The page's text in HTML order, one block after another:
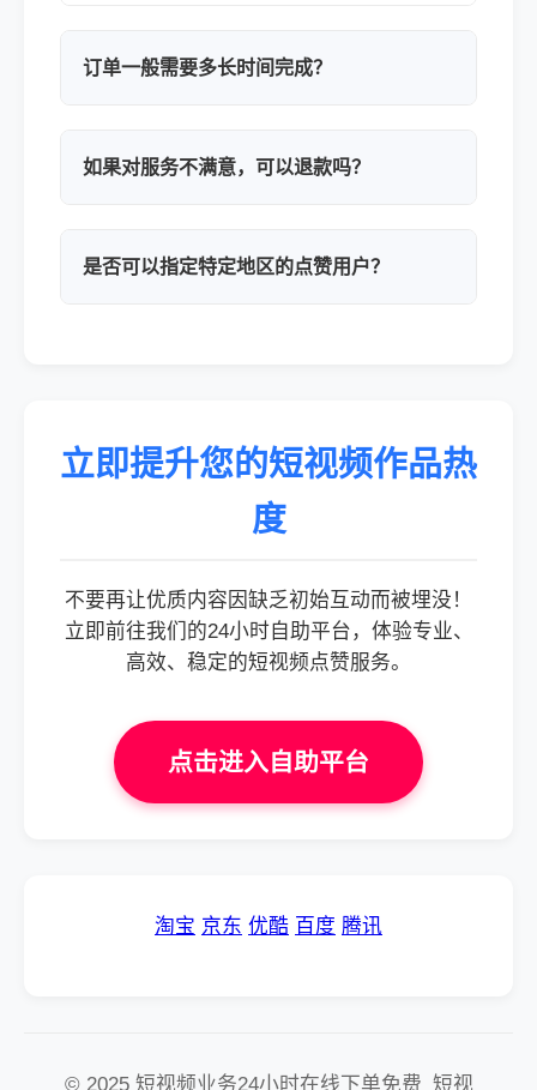
订单一般需要多长时间完成？
如果对服务不满意，可以退款吗？
是否可以指定特定地区的点赞用户？
立即提升您的短视频作品热
度
不要再让优质内容因缺乏初始互动而被埋没！
立即前往我们的24小时自助平台，体验专业、
高效、稳定的短视频点赞服务。
点击进入自助平台
淘宝 京东 优酷 百度 腾讯
© 2025 短视频业务24小时在线下单免费_短视